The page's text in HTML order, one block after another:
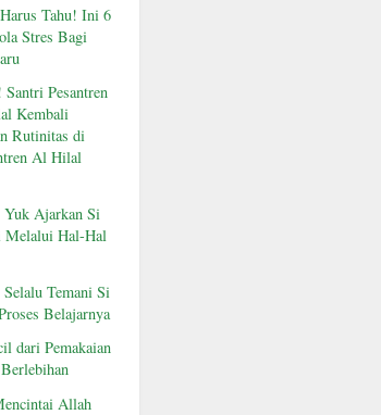
Tahu! Ini 6
Stres Bagi
Pesantren
Kembali
Rutinitas di
Al Hilal
Yuk Ajarkan Si
Melalui Hal-Hal
Temani Si
Belajarnya
dari Pemakaian
Allah